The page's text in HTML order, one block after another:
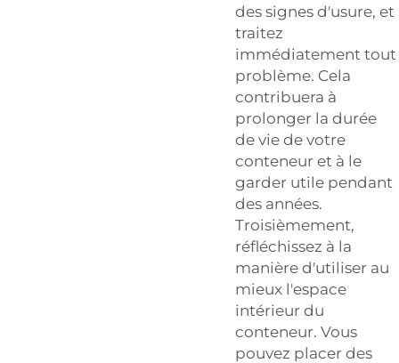
des signes d'usure, et
traitez
immédiatement tout
problème. Cela
contribuera à
prolonger la durée
de vie de votre
conteneur et à le
garder utile pendant
des années.
Troisièmement,
réfléchissez à la
manière d'utiliser au
mieux l'espace
intérieur du
conteneur. Vous
pouvez placer des